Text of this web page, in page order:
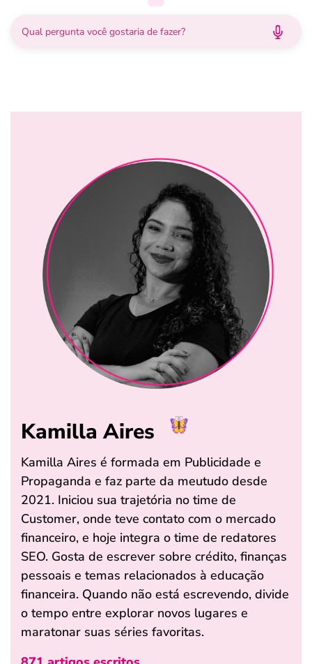
Kamilla Aires
Kamilla Aires é formada em Publicidade e
Propaganda e faz parte da meutudo desde
2021. Iniciou sua trajetória no time de
Customer, onde teve contato com o mercado
financeiro, e hoje integra o time de redatores
SEO. Gosta de escrever sobre crédito, finanças
pessoais e temas relacionados à educação
financeira. Quando não está escrevendo, divide
o tempo entre explorar novos lugares e
maratonar suas séries favoritas.